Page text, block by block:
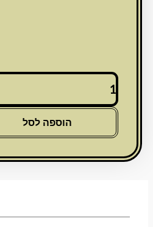
כמות
חסיד
מפוליריזן
ואמייל
הוספה לסל